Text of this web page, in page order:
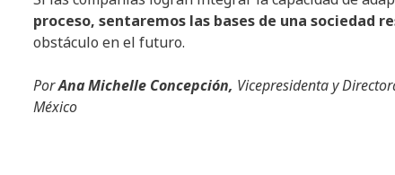
proceso, sentaremos las bases de una
obstáculo en el futuro.
PorAna Michelle Concepción, Vicepresidenta y
México